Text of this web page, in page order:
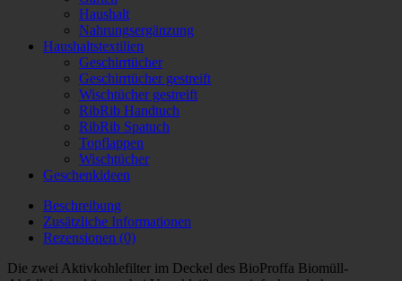
Haushalt
Nahrungsergänzung
Haushaltstextilien
Geschirrtücher
Geschirrtücher gestreift
Wischtücher gestreift
RibRib Handtuch
RibRib Spatuch
Topflappen
Wischtücher
Geschenkideen
Beschreibung
Zusätzliche Informationen
Rezensionen (0)
Die zwei Aktivkohlefilter im Deckel des BioProffa Biomüll-